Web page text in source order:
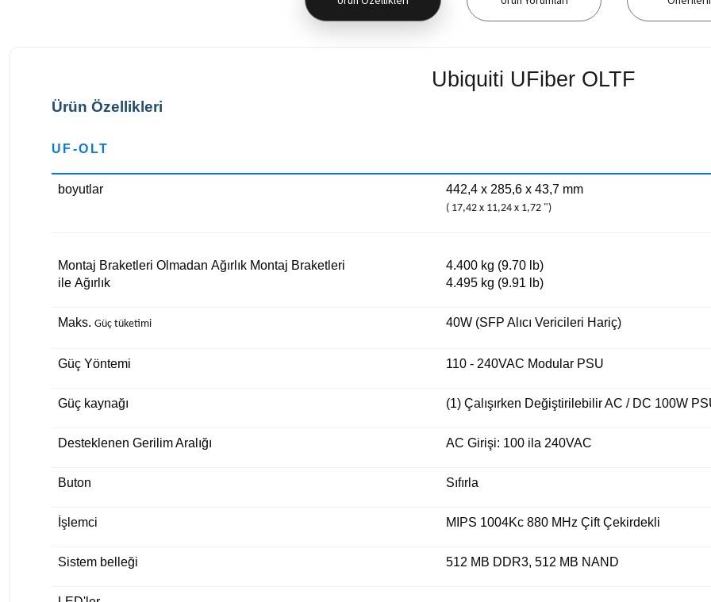
Ubiquiti UFiber OLTF
Ürün Özellikleri
UF-OLT
boyutlar 442,4 x 285,6 x 43,7 mm
( 17,42 x 11,24 x 1,72 ")
Montaj Braketleri Olmadan Ağırlık Montaj Braketleri
ile Ağırlık
4.400 kg (9.70 lb)
4.495 kg (9.91 lb)
Maks. Güç tüketimi 40W (SFP Alıcı Vericileri Hariç)
Güç Yöntemi 110 - 240VAC Modular PSU
Güç kaynağı (1) Çalışırken Değiştirilebilir AC / DC 100W
Desteklenen Gerilim Aralığı AC Girişi: 100 ila 240VAC
Buton Sıfırla
İşlemci MIPS 1004Kc 880 MHz Çift Çekirdekli
Sistem belleği 512 MB DDR3, 512 MB NAND